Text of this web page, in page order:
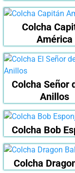
Colcha
América
Colcha Señor
Anillos
Colcha Bob
Colcha